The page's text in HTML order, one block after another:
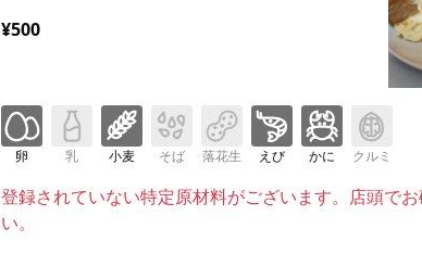
¥500
卵 乳 小麦 そば 落花生 えび かに クルミ
登録されていない特定原材料がございます。店頭で
い。